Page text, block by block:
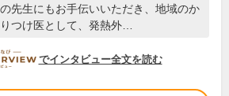
先生にもお手伝いいただき、地域のか
つけ医として、発熱外…
DOCTORVIEW
でインタビュー全文を読む